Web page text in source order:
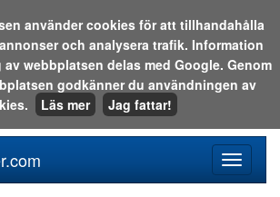
på webben:
meny
använder cookies för att tillhandahålla
och analysera trafik. Information
webbplatsen delas med Google. Genom
godkänner du användningen av
Läs mer Jag fattar!